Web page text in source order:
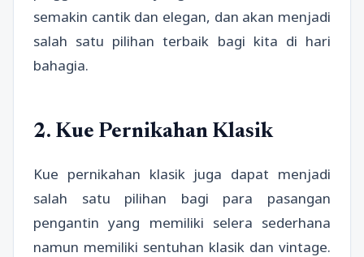
semakin cantik dan elegan, dan akan menjadi
salah satu pilihan terbaik bagi kita di hari
bahagia.
2. Kue Pernikahan Klasik
Kue pernikahan klasik juga dapat menjadi
salah satu pilihan bagi para pasangan
pengantin yang memiliki selera sederhana
namun memiliki sentuhan klasik dan vintage.